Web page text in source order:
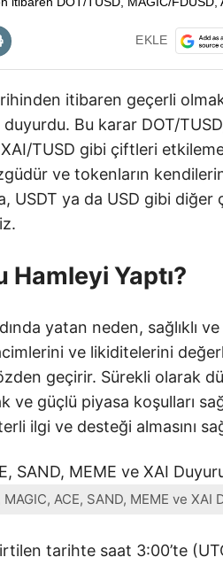
EKLE
itibaren geçerli
duyurdu. Bu karar DOT/
TUSD gibi çiftleri
ve tokenların
USDT ya da USD gibi diğer
Hamleyi Yaptı?
yatan neden, sağlıklı
ve likiditelerini
geçirir. Sürekli olarak
ve güçlü piyasa koşulları
ilgi ve desteği almasını
ACE, SAND, MEME ve XAI
tarihte saat 3:00’te